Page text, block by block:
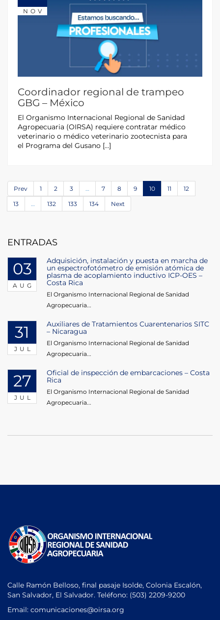
NOV
Coordinador regional de trampeo
GBG – México
El Organismo Internacional Regional de Sanidad
Agropecuaria (OIRSA) requiere contratar médico
veterinario o médico veterinario zootecnista para
el Programa del Gusano […]
Prev 1 2 3 … 7 8 9 10 11 12
13 … 132 133 134 Next
ENTRADAS
03
AUG
Adquisición, instalación y puesta en marcha de
un espectrofotómetro de emisión atómica de
plasma de acoplamiento inductivo ICP-OES –
Costa Rica
El Organismo Internacional Regional de Sanidad
Agropecuaria...
31
JUL
Auxiliares de Tratamientos Cuarentenarios SITC
– Nicaragua
El Organismo Internacional Regional de Sanidad
Agropecuaria...
27
JUL
Oficial de inspección de embarcaciones – Costa
Rica
El Organismo Internacional Regional de Sanidad
Agropecuaria...
Calle Ramón Belloso, final pasaje Isolde, Colonia Escalón,
San Salvador, El Salvador. Teléfono: (503) 2209-9200
Email: comunicaciones@oirsa.org